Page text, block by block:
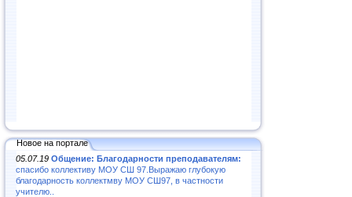
Новое на портале
05.07.19 Общение: Благодарности преподавателям:
спасибо коллективу МОУ СШ 97.Выражаю глубокую
благодарность коллектмву МОУ СШ97, в частности
учителю..